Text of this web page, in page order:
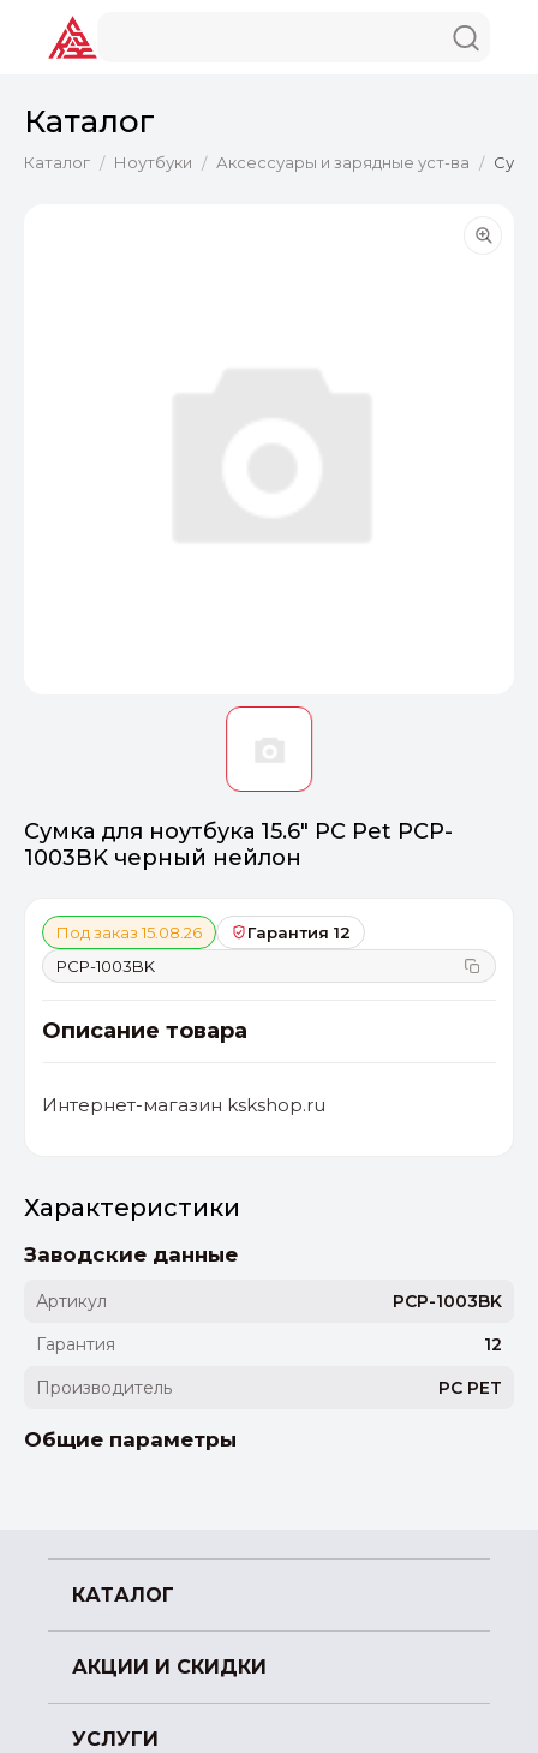
Каталог
Каталог / Ноутбуки / Аксессуары и зарядные уст-ва /
Сумка для ноутбука 15.6" PC Pet PCP-
1003BK черный нейлон
Под заказ 15.08.26
Гарантия 12
PCP-1003BK
Описание товара
Интернет-магазин kskshop.ru
Характеристики
Заводские данные
Артикул
PCP-1003BK
Гарантия
12
Производитель
PC PET
Общие параметры
КАТАЛОГ
АКЦИИ И СКИДКИ
УСЛУГИ